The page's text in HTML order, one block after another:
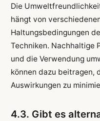
Die
hängt von
Haltungsbedingungen
Techniken. Nachhaltige
und die Verwendung
können dazu beitragen,
Auswirkungen zu
4.3. Gibt es